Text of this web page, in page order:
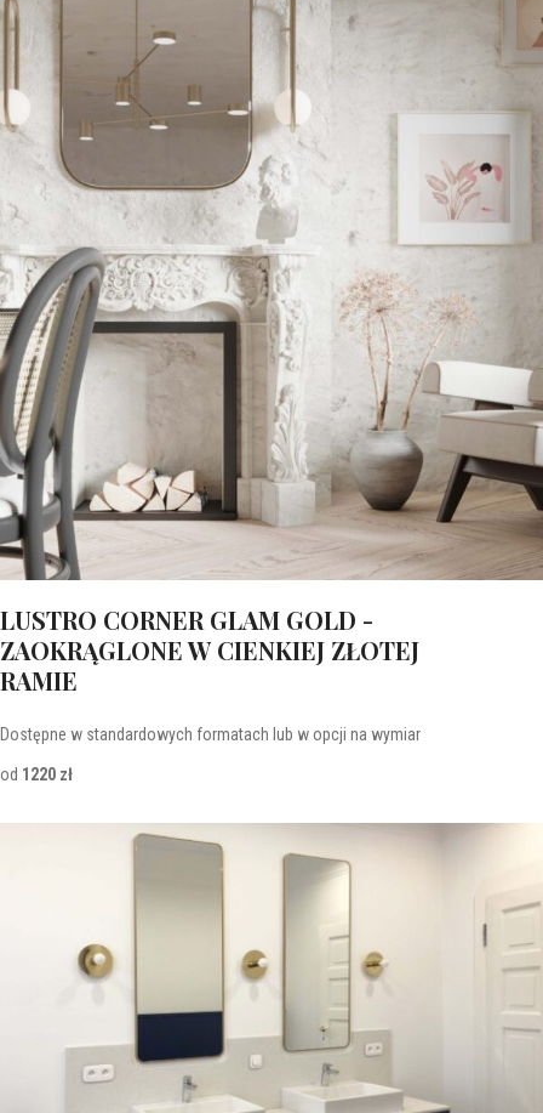
LUSTRO CORNER GLAM GOLD -
ZAOKRĄGLONE W CIENKIEJ ZŁOTEJ
RAMIE
Dostępne w standardowych formatach lub w opcji na wymiar
od 1220 zł